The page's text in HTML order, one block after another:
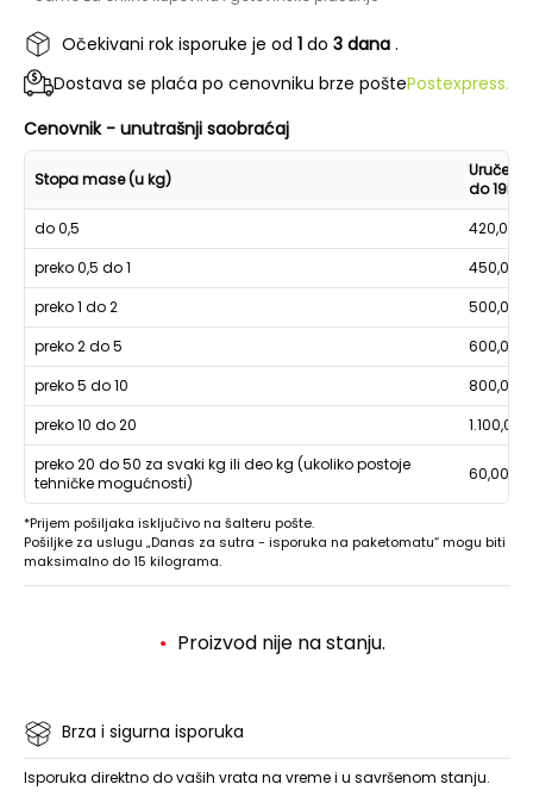
Očekivani rok isporuke je od 1 do 3 dana .
Dostava se plaća po cenovniku brze poštePostexpress.
Cenovnik - unutrašnji saobraćaj
Stopa mase (u kg)
Uručenje
do 19h
do 0,5
420,00
preko 0,5 do 1
450,00
preko 1 do 2
500,00
preko 2 do 5
600,00
preko 5 do 10
800,00
preko 10 do 20
1.100,00
preko 20 do 50 za svaki kg ili deo kg (ukoliko postoje
tehničke mogućnosti)
60,00
*Prijem pošiljaka isključivo na šalteru pošte.
Pošiljke za uslugu „Danas za sutra - isporuka na paketomatu“ mogu biti
maksimalno do 15 kilograma.
Proizvod nije na stanju.
Brza i sigurna isporuka
Isporuka direktno do vaših vrata na vreme i u savršenom stanju.